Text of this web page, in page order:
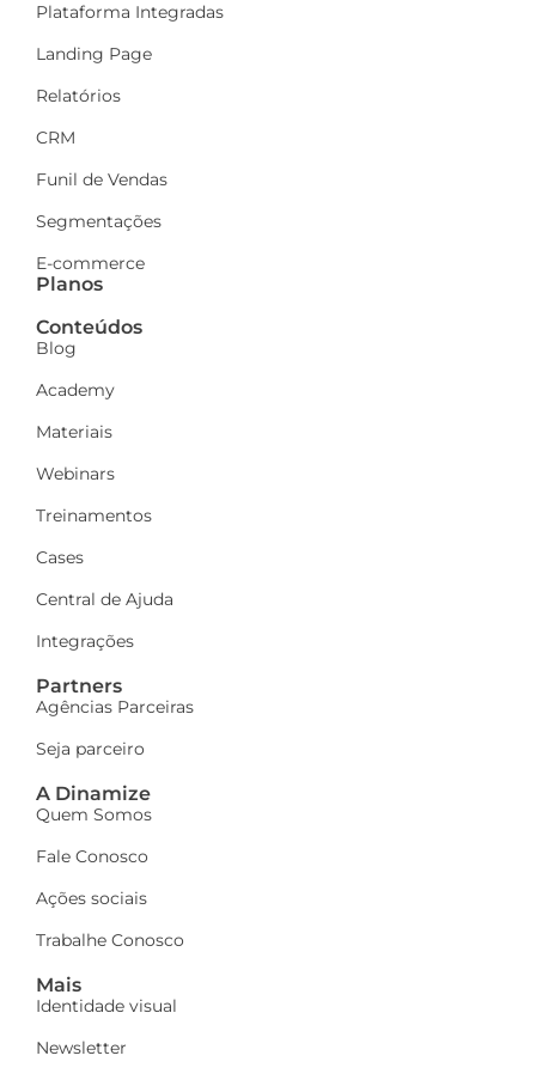
Plataforma Integradas
Landing Page
Relatórios
CRM
Funil de Vendas
Segmentações
E-commerce
Planos
Conteúdos
Blog
Academy
Materiais
Webinars
Treinamentos
Cases
Central de Ajuda
Integrações
Partners
Agências Parceiras
Seja parceiro
A Dinamize
Quem Somos
Fale Conosco
Ações sociais
Trabalhe Conosco
Mais
Identidade visual
Newsletter